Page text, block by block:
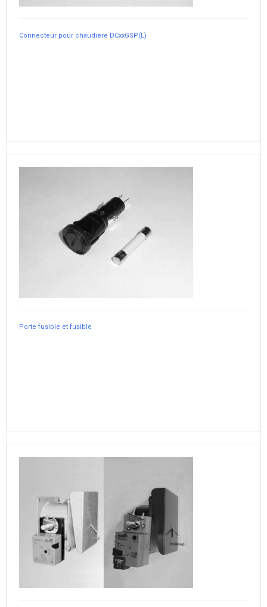
Connecteur pour chaudière DCxxGSP(L)
Porte fusible et fusible